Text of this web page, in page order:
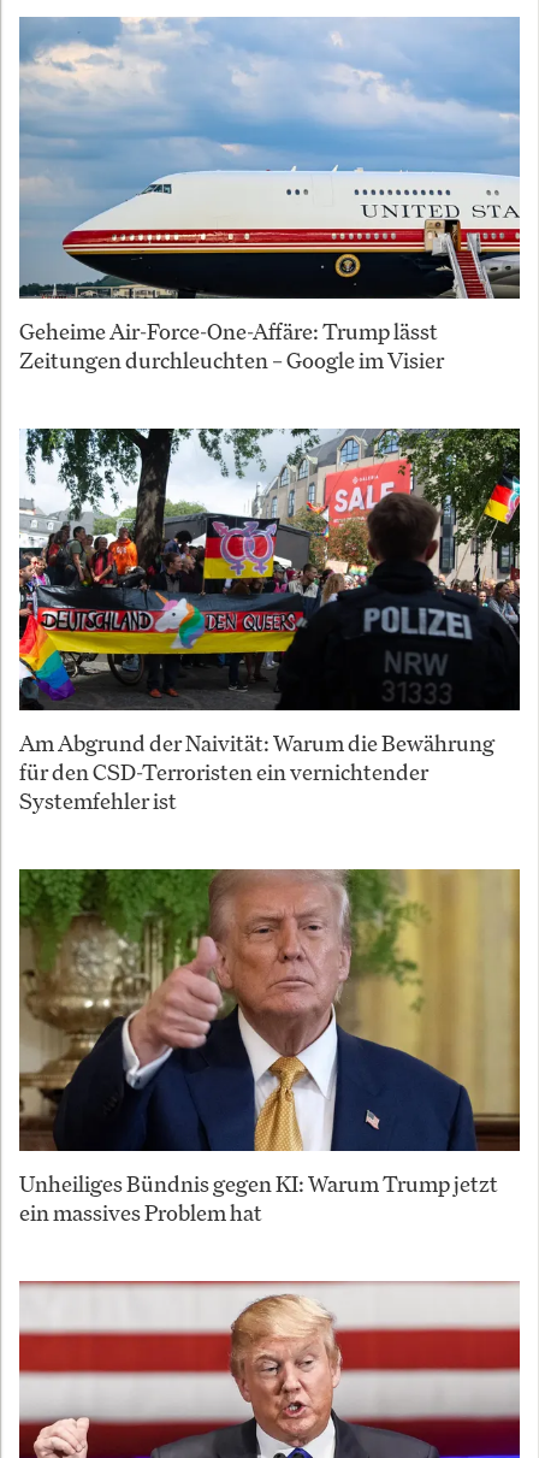
Geheime Air-Force-One-Affäre: Trump lässt
Zeitungen durchleuchten – Google im Visier
Am Abgrund der Naivität: Warum die Bewährung
für den CSD-Terroristen ein vernichtender
Systemfehler ist
Unheiliges Bündnis gegen KI: Warum Trump jetzt
ein massives Problem hat